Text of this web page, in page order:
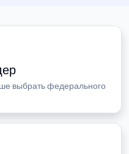
выбрать федерального